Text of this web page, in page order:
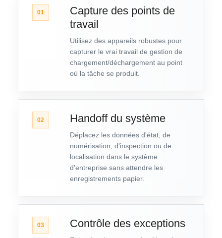
01
Capture des points de
travail
Utilisez des appareils robustes pour
capturer le vrai travail de gestion de
chargement/déchargement au point
où la tâche se produit.
02 Handoff du système
Déplacez les données d'état, de
numérisation, d'inspection ou de
localisation dans le système
d'entreprise sans attendre les
enregistrements papier.
03 Contrôle des exceptions